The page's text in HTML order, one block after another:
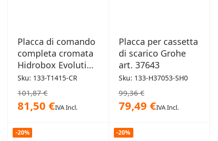
Placca di comando
completa cromata
Hidrobox Evolution
Todini
Sku: 133-T1415-CR
101,87 €
81,50 €IVA Incl.
Placca per cassetta
di scarico Grohe
art. 37643
Sku: 133-H37053-SH0
99,36 €
79,49 €IVA Incl.
-20% -20%